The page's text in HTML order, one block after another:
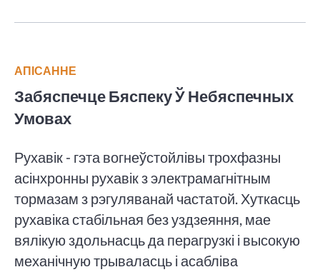
АПІСАННЕ
Забяспечце Бяспеку Ў Небяспечных
Умовах
Рухавік - гэта вогнеўстойлівы трохфазны
асінхронны рухавік з электрамагнітным
тормазам з рэгуляванай частатой. Хуткасць
рухавіка стабільная без уздзеяння, мае
вялікую здольнасць да перагрузкі і высокую
механічную трываласць і асабліва